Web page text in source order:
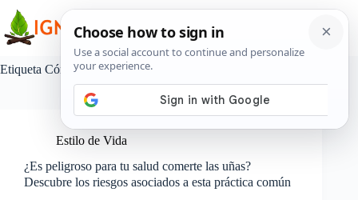
contenido
Etiqueta Cómo la onicofagia afecta tus dientes
Estilo de Vida
¿Es peligroso para tu salud comerte las uñas?
Descubre los riesgos asociados a esta práctica común